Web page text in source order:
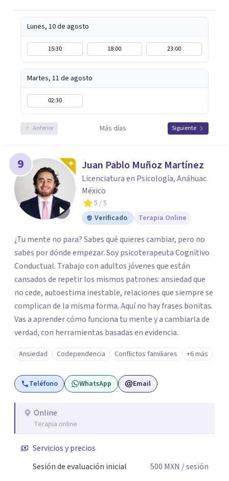
Lunes, 10 de agosto
15:30 18:00 23:00
Martes, 11 de agosto
02:30
Anterior Más días Siguiente
9 Juan Pablo Muñoz Martínez
Licenciatura en Psicología, Anáhuac
México
5 / 5
Verificado
Terapia Online
¿Tu mente no para? Sabes qué quieres cambiar, pero no
sabes por dónde empezar. Soy psicoterapeuta Cognitivo
Conductual. Trabajo con adultos jóvenes que están
cansados de repetir los mismos patrones: ansiedad que
no cede, autoestima inestable, relaciones que siempre se
complican de la misma forma. Aquí no hay frases bonitas.
Vas a aprender cómo funciona tu mente y a cambiarla de
verdad, con herramientas basadas en evidencia.
Ansiedad Codependencia Conflictos familiares +6 más
Teléfono WhatsApp Email
Online
Terapia online
Servicios y precios
Sesión de evaluación inicial
500 MXN / sesión